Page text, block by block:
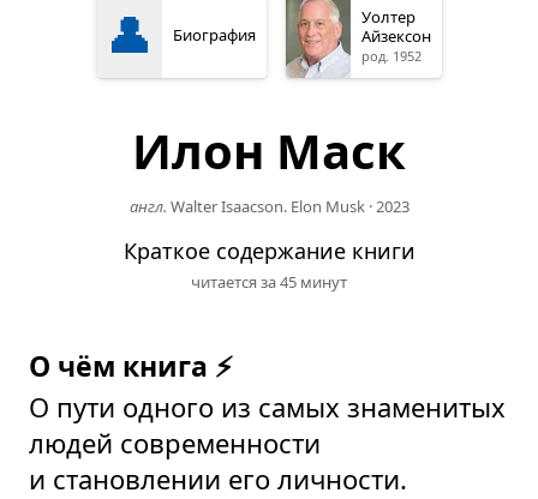
👤 Биография
Уолтер
Айзексон
род. 1952
Илон Маск
англ. Walter Isaacson. Elon Musk·2023
Краткое содержание книги
читается за 45 минут
О чём книга ⚡
О пути одного из самых знаменитых
людей современности
и становлении его личности.